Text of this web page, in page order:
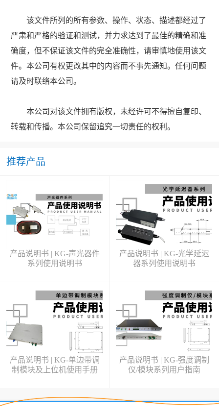
该文件所列的所有参数、操作、状态、描述都经过了
严肃和严格的验证和测试，并力求达到了最佳的精确和准
确度，但不保证该文件的完全准确性，请审慎地使用该文
件。本公司有权更改其中的内容而不事先通知。任何问题
请及时联络本公司。
本公司对该文件拥有版权，未经许可不得擅自复印、
转载和传播。本公司保留追究一切责任的权利。
推荐产品
产品说明书 | KG-声光器件
系列使用说明书
产品说明书 | KG-光学延迟
器系列使用说明书
产品说明书 | KG-单边带调
制模块及上位机使用手册
产品说明书 | KG-强度调制
仪/模块系列用户指南